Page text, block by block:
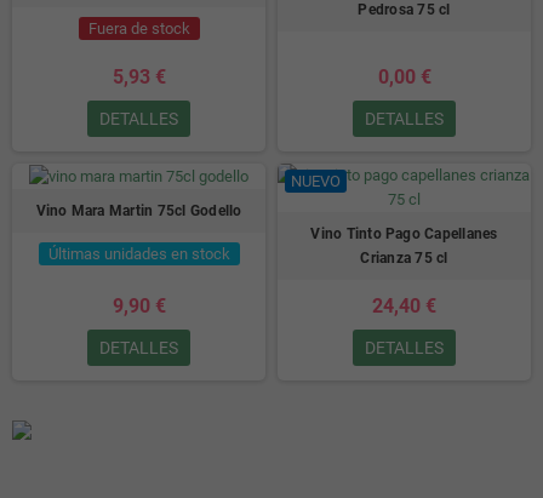
Fuera de stock
5,93 €
DETALLES
Pedrosa 75 cl
0,00 €
DETALLES
Vino Mara Martin 75cl Godello
Últimas unidades en stock
9,90 €
DETALLES
NUEVO
Vino Tinto Pago Capellanes
Crianza 75 cl
24,40 €
DETALLES